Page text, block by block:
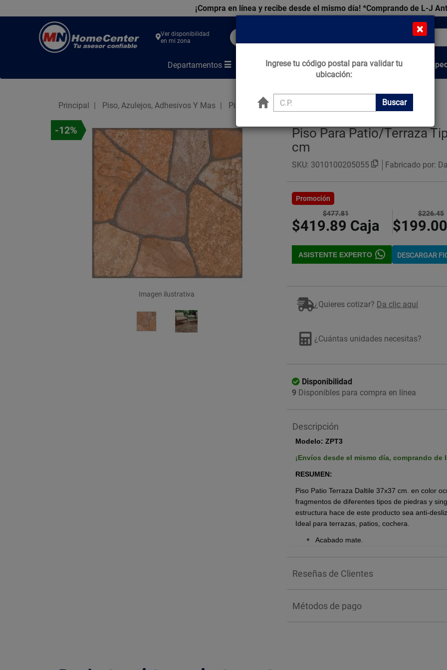
¡Compra en línea y recibe desde el mismo día! *Comprando de L-J
Center
Ver disponibilidad
en mi zona
Departamentos Marcas Tips que Construyen Venta
Principal Piso, Azulejos, Adhesivos Y Mas Pisos Estilo Piedra
-12%
Imagen ilustrativa
Piso Para Patio/Terraza
cm
SKU: 3010100205055 Fabricado por:
Promoción
$477.81
$419.89 Caja
$226.45
$199.00
ASISTENTE EXPERTO DESCARGAR
¿Quieres cotizar? Da clic aquí
¿Cuántas unidades necesitas?
Disponibilidad
9 Disponibles para compra en línea
Descripción
Modelo:ZPT3
¡Envíos desde el mismo día, comprando de
RESUMEN:
Piso Patio Terraza Daltile 37x37 cm. en color
fragmentos de diferentes tipos de piedras y
estructura hace de este producto sea anti-
Ideal para terrazas, patios, cochera.
Acabado mate.
Interior y exterior.
Caja con 2.11 m2.
BENEFICIOS:
El acabado texturizado antiderrapante es el
Reseñas de Clientes
Métodos de pago
×
Ingrese tu código postal para validar tu
ubicación:
Buscar